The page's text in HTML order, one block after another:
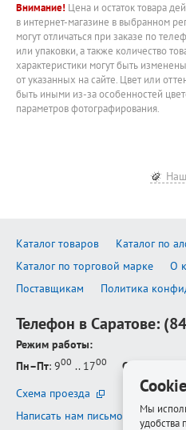
Внимание! Цена и остаток товара
в интернет-магазине в выбранном
могут отличаться при заказе по
или упаковки, а также количество
характеристики могут быть
от указанных на сайте. Цвет или
быть иными из-за особенностей
параметров фотографирования.
Каталог товаров
Каталог по
Каталог по торговой марке
О
Поставщикам
Политика
Телефон в Саратове:
Режим работы:
Пн–Пт: 900 .. 1700 Сб–Вс
Схема проезда
Написать нам письмо
Мы
удобства